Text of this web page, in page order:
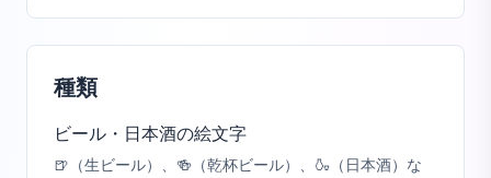
種類
ビール・日本酒の絵文字
🍺（生ビール）、🍻（乾杯ビール）、🍶（日本酒）な